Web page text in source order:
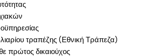
τραπέζης (Εθνική Τράπεζα)
πρώτος δικαιούχος